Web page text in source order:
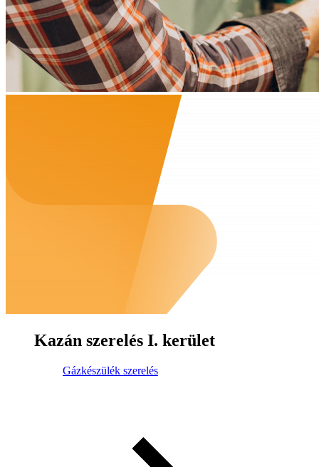
Kazán szerelés I. kerület
Gázkészülék szerelés